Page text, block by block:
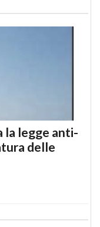
la legge anti-
delle